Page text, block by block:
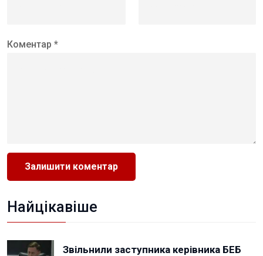
Коментар *
Найцікавіше
Звільнили заступника керівника БЕБ